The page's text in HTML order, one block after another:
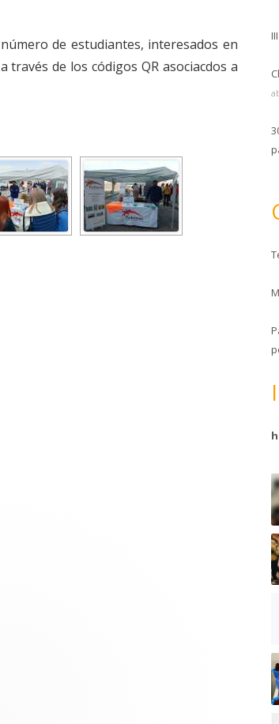
de estudiantes, interesados en
de los códigos QR asociacdos a